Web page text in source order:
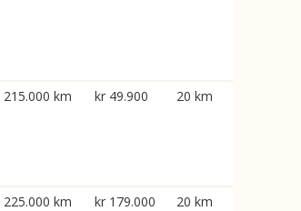
215.000 km kr 49.900 20 km
225.000 km kr 179.000 20 km